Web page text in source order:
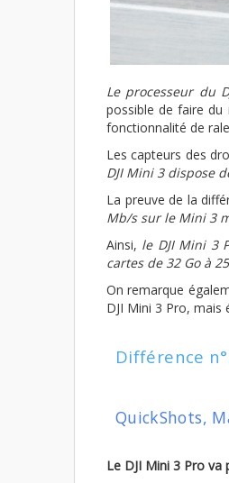
Le processeur du
possible de faire du
fonctionnalité de
Les capteurs des
DJI Mini 3 dispose
La preuve de la
Mb/s sur le Mini 3
Ainsi, le DJI Mini 3
cartes de 32 Go à
On remarque
DJI Mini 3 Pro, mais
Différence
QuickShots,
Le DJI Mini 3 Pro